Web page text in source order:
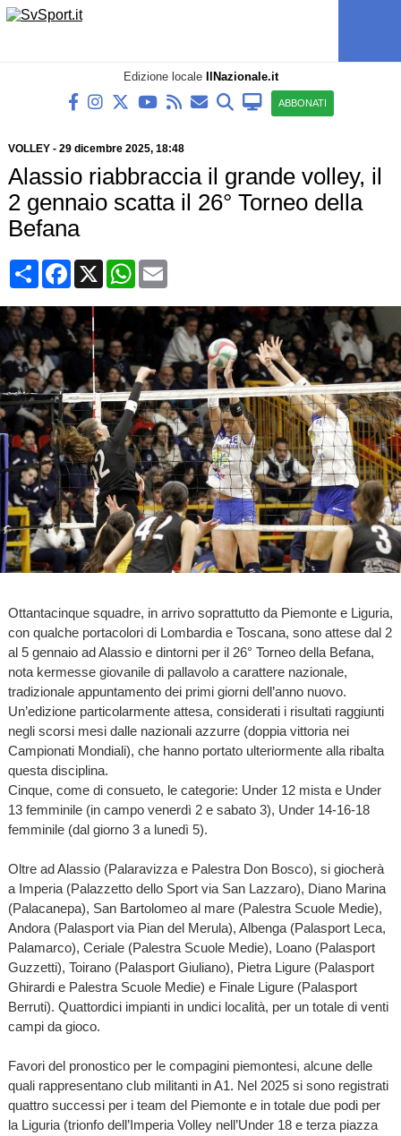
Edizione locale IlNazionale.it
ABBONATI
VOLLEY- 29 dicembre 2025, 18:48
Alassio riabbraccia il grande volley, il
2 gennaio scatta il 26° Torneo della
Befana
CondividiFacebook
X WhatsApp
Email
Ottantacinque squadre, in arrivo soprattutto da Piemonte e Liguria,
con qualche portacolori di Lombardia e Toscana, sono attese dal 2
al 5 gennaio ad Alassio e dintorni per il 26° Torneo della Befana,
nota kermesse giovanile di pallavolo a carattere nazionale,
tradizionale appuntamento dei primi giorni dell’anno nuovo.
Un’edizione particolarmente attesa, considerati i risultati raggiunti
negli scorsi mesi dalle nazionali azzurre (doppia vittoria nei
Campionati Mondiali), che hanno portato ulteriormente alla ribalta
questa disciplina.
Cinque, come di consueto, le categorie: Under 12 mista e Under
13 femminile (in campo venerdì 2 e sabato 3), Under 14-16-18
femminile (dal giorno 3 a lunedì 5).
Oltre ad Alassio (Palaravizza e Palestra Don Bosco), si giocherà
a Imperia (Palazzetto dello Sport via San Lazzaro), Diano Marina
(Palacanepa), San Bartolomeo al mare (Palestra Scuole Medie),
Andora (Palasport via Pian del Merula), Albenga (Palasport Leca,
Palamarco), Ceriale (Palestra Scuole Medie), Loano (Palasport
Guzzetti), Toirano (Palasport Giuliano), Pietra Ligure (Palasport
Ghirardi e Palestra Scuole Medie) e Finale Ligure (Palasport
Berruti). Quattordici impianti in undici località, per un totale di venti
campi da gioco.
Favori del pronostico per le compagini piemontesi, alcune delle
quali rappresentano club militanti in A1. Nel 2025 si sono registrati
quattro successi per i team del Piemonte e in totale due podi per
la Liguria (trionfo dell’Imperia Volley nell’Under 18 e terza piazza